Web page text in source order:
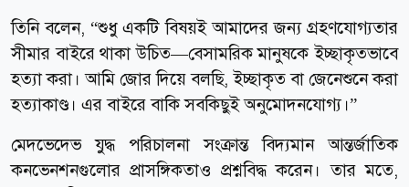
তিনি বলেন, “শুধু একটি বিষয়ই আমাদের জন্য গ্রহণযোগ্যতার
সীমার বাইরে থাকা উচিত—বেসামরিক মানুষকে ইচ্ছাকৃতভাবে
হত্যা করা। আমি জোর দিয়ে বলছি, ইচ্ছাকৃত বা জেনেশুনে করা
হত্যাকাণ্ড। এর বাইরে বাকি সবকিছুই অনুমোদনযোগ্য।”
মেদভেদেভ যুদ্ধ পরিচালনা সংক্রান্ত বিদ্যমান আন্তর্জাতিক
কনভেনশনগুলোর প্রাসঙ্গিকতাও প্রশ্নবিদ্ধ করেন। তার মতে,